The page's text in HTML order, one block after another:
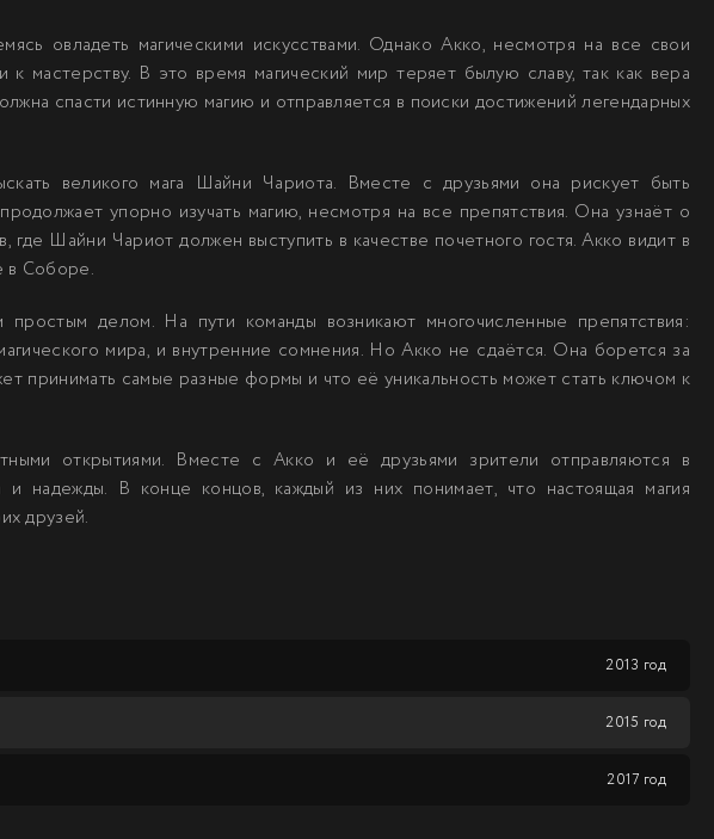
овладеть магическими искусствами. Однако Акко, несмотря на все свои
мастерству. В это время магический мир теряет былую славу, так как вера
спасти истинную магию и отправляется в поиски достижений легендарных
великого мага Шайни Чариота. Вместе с друзьями она рискует быть
упорно изучать магию, несмотря на все препятствия. Она узнаёт о
Шайни Чариот должен выступить в качестве почетного гостя. Акко видит в
в Соборе.
делом. На пути команды возникают многочисленные препятствия:
мира, и внутренние сомнения. Но Акко не сдаётся. Она борется за
принимать самые разные формы и что её уникальность может стать ключом к
открытиями. Вместе с Акко и её друзьями зрители отправляются в
надежды. В конце концов, каждый из них понимает, что настоящая магия
друзей.
2013 год
2015 год
2017 год